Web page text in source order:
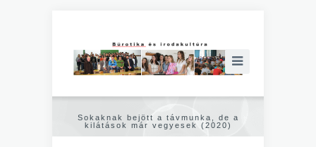
Sokaknak bejött a távmunka, de a
kilátások már vegyesek (2020)